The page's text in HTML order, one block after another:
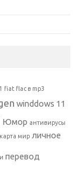
fiat flac в mp3
winddows 11
Юмор антивирусы
карта мир личное
перевод